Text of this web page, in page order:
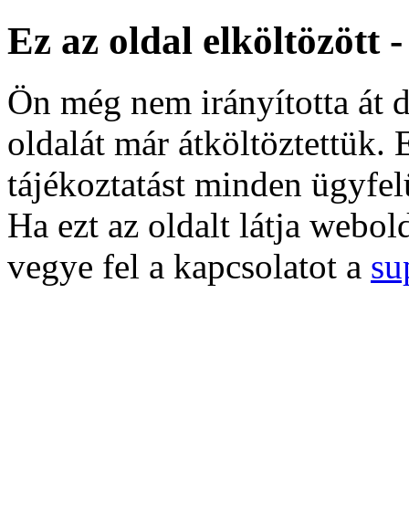
Ez az oldal elköltözött -
Ön még nem irányította át
oldalát már átköltöztettük.
tájékoztatást minden
Ha ezt az oldalt látja
vegye fel a kapcsolatot a